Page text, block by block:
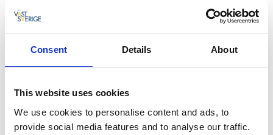
Consent Details About
This website uses cookies
We use cookies to personalise content and ads, to
provide social media features and to analyse our traffic.
17 22 23
24 25 27 30
31
Tors 20 Aug. 18:00